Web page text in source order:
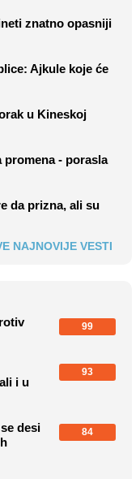
znatno opasniji
Ajkule koje će
u Kineskoj
promena - porasla
da prizna, ali su
NAJNOVIJE VESTI
99
i u
93
desi
84